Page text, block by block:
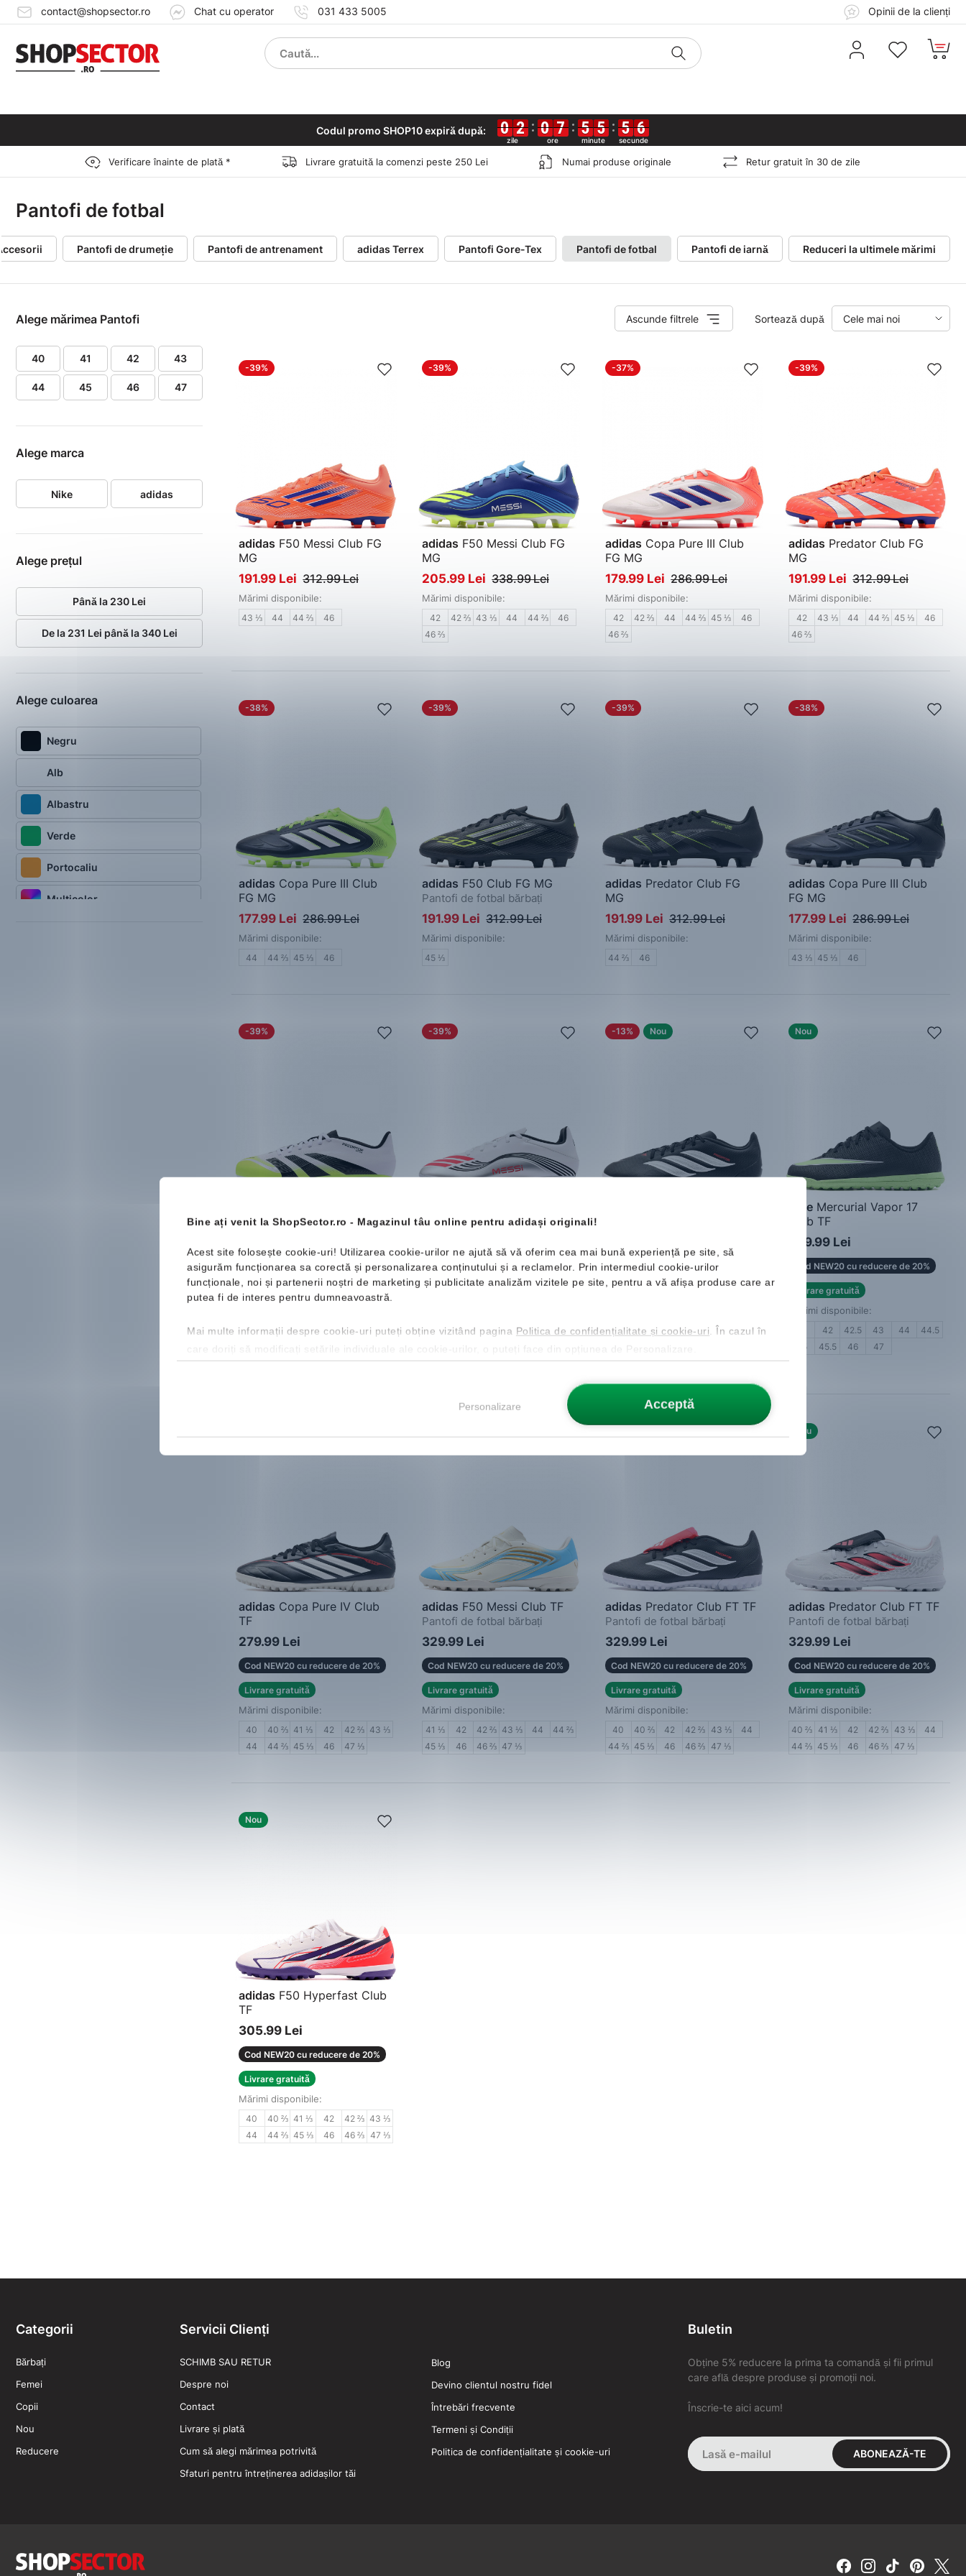
Bine ați venit la ShopSector.ro - Magazinul tâu online pentru adidași originali!
Acest site folosește cookie-uri! Utilizarea cookie-urilor ne ajută să vă oferim cea mai bună experiență pe site, să
asigurăm funcționarea sa corectă și personalizarea conținutului și a reclamelor. Prin intermediul cookie-urilor
funcționale, noi și partenerii noștri de marketing și publicitate analizăm vizitele pe site, pentru a vă afișa produse care ar
putea fi de interes pentru dumneavoastră.
Mai multe informații despre cookie-uri puteți obține vizitând pagina Politica de confidențialitate și cookie-uri . În cazul în
care doriți să modificați setările individuale ale cookie-urilor, o puteți face din opțiunea de Personalizare.
Acceptă
Personalizare
contact@shopsector.ro Chat cu operator 031 433 5005 Opinii de la clienți
Codul promo SHOP10 expiră după: 0
0
0
0 2
2
2
2 0
0
0
0 7
7
7
7 5
5
5
5 5
5
5
5 5
5
5
5 5
5
5
5
Verificare înainte de plată * Livrare gratuită la comenzi peste 250 Lei Numai produse originale Retur gratuit în 30 de zile
Pantofi de fotbal
Pantofi de drumeție Pantofi de antrenament adidas Terrex Pantofi Gore-Tex Pantofi de fotbal Pantofi de iarnă Reduceri la ultimele mărimi
Alege mărimea Pantofi
40 41 42 43
44 45 46 47
Alege marca
Nike adidas
Alege prețul
Până la 230 Lei
De la 231 Lei până la 340 Lei
Alege culoarea
Negru
Alb
Albastru
Verde
Portocaliu
Multicolor
Ascunde filtrele Sortează după
-39%
adidas F50 Messi Club FG
MG
Pantofi de fotbal bărbați
191.99 Lei 312.99 Lei
Mărimi disponibile:
43 ⅓ 44 44 ⅔ 46
-39%
adidas F50 Messi Club FG
MG
Pantofi de fotbal bărbați
205.99 Lei 338.99 Lei
Mărimi disponibile:
42 42 ⅔ 43 ⅓ 44 44 ⅔
46
46 ⅔
-37%
adidas Copa Pure III Club
FG MG
Pantofi de fotbal bărbați
179.99 Lei 286.99 Lei
Mărimi disponibile:
42 42 ⅔ 44 44 ⅔ 45 ⅓
46
46 ⅔
-39%
adidas Predator Club FG
MG
Pantofi de fotbal bărbați
191.99 Lei 312.99 Lei
Mărimi disponibile:
42 43 ⅓ 44 44 ⅔ 45 ⅓
46
46 ⅔
-38%
adidas Copa Pure III Club
FG MG
Pantofi de fotbal bărbați
177.99 Lei 286.99 Lei
Mărimi disponibile:
44 44 ⅔ 45 ⅓ 46
-39%
adidas F50 Club FG MG
Pantofi de fotbal bărbați
191.99 Lei 312.99 Lei
Mărimi disponibile:
45 ⅓
-39%
adidas Predator Club FG
MG
Pantofi de fotbal bărbați
191.99 Lei 312.99 Lei
Mărimi disponibile:
44 ⅔ 46
-38%
adidas Copa Pure III Club
FG MG
Pantofi de fotbal bărbați
177.99 Lei 286.99 Lei
Mărimi disponibile:
43 ⅓ 45 ⅓ 46
-39%
MG
Mărimi disponibile:
44 ⅔ 46 46 ⅔
-39%
MG
Mărimi disponibile:
42 44 44 ⅔ 45 ⅓ 46 46 ⅔
-13% Nou
Cod SHOP10 pentru o reducere
de 10%
Nou
Nike Mercurial Vapor 17
Club TF
Pantofi de fotbal bărbați
329.99 Lei
Cod NEW20 cu reducere de 20%
Livrare gratuită
Mărimi disponibile:
42 42.5 43 44
44.5
45
45.5 46 47
adidas Copa Pure IV Club
TF
Pantofi de fotbal bărbați
279.99 Lei
Cod NEW20 cu reducere de 20%
Livrare gratuită
Mărimi disponibile:
40 40 ⅔ 41 ⅓ 42 42 ⅔ 43 ⅓
44
44 ⅔ 45 ⅓ 46 47 ⅓
adidas F50 Messi Club TF
Pantofi de fotbal bărbați
329.99 Lei
Cod NEW20 cu reducere de 20%
Livrare gratuită
Mărimi disponibile:
41 ⅓ 42 42 ⅔ 43 ⅓ 44
44 ⅔
45 ⅓
46 46 ⅔ 47 ⅓
adidas Predator Club FT TF
Pantofi de fotbal bărbați
329.99 Lei
Cod NEW20 cu reducere de 20%
Livrare gratuită
Mărimi disponibile:
40 40 ⅔ 42 42 ⅔ 43 ⅓
44
44 ⅔ 45 ⅓ 46 46 ⅔ 47 ⅓
Nou
adidas Predator Club FT TF
Pantofi de fotbal bărbați
329.99 Lei
Cod NEW20 cu reducere de 20%
Livrare gratuită
Mărimi disponibile:
40 ⅔ 41 ⅓ 42 42 ⅔ 43 ⅓
44
44 ⅔ 45 ⅓ 46 46 ⅔ 47 ⅓
Nou
adidas F50 Hyperfast Club
TF
Pantofi de fotbal bărbați
305.99 Lei
Cod NEW20 cu reducere de 20%
Livrare gratuită
Mărimi disponibile:
40 40 ⅔ 41 ⅓ 42 42 ⅔ 43 ⅓
44
44 ⅔ 45 ⅓ 46 46 ⅔ 47 ⅓
Categorii
Bărbați
Femei
Copii
Nou
Reducere
Servicii Clienți
SCHIMB SAU RETUR
Despre noi
Contact
Livrare și plată
Cum să alegi mărimea potrivită
Sfaturi pentru întreținerea adidașilor tăi
Blog
Devino clientul nostru fidel
Întrebări frecvente
Termeni și Condiții
Politica de confidențialitate și cookie-uri
Buletin
Obține 5% reducere la prima ta comandă și fii primul
care află despre produse și promoții noi.
Înscrie-te aici acum!
ABONEAZĂ-TE